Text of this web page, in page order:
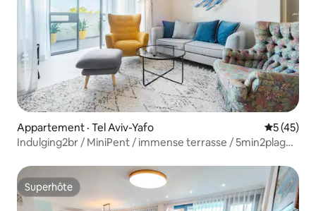
Appartement · Tel Aviv-Yafo Note
5 (45)
Indulging2br / MiniPent / immense terrasse / 5min2plage /
Superhôte
Superhôte